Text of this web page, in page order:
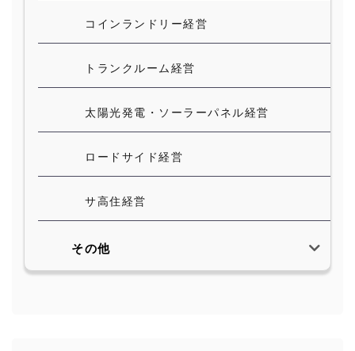
コインランドリー経営
トランクルーム経営
太陽光発電・ソーラーパネル経営
ロードサイド経営
サ高住経営
その他